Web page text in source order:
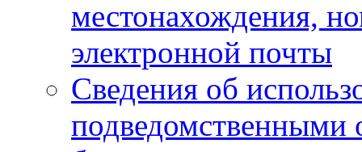
местонахождения,
электронной почты
Сведения об
подведомственными